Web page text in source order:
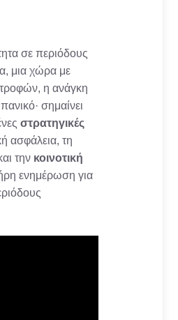
σε περιόδους
μια χώρα με
η ανάγκη
σημαίνει
στρατηγικές
ασφάλεια, τη
την κοινοτική
ενημέρωση για